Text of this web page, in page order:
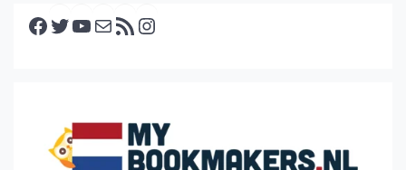
Facebook Twitter YouTube E-mail RSS feed